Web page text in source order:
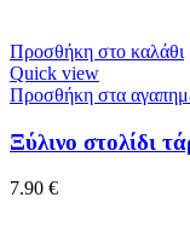
Προσθήκη στο καλάθι
Quick view
Προσθήκη στα
Ξύλινο στολίδι
7.90 €